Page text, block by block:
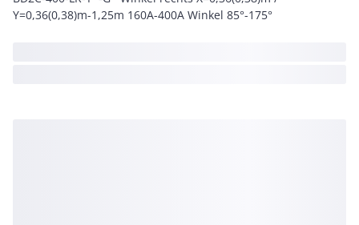
Y=0,36(0,38)m-1,25m 160A-400A Winkel 85°-175°